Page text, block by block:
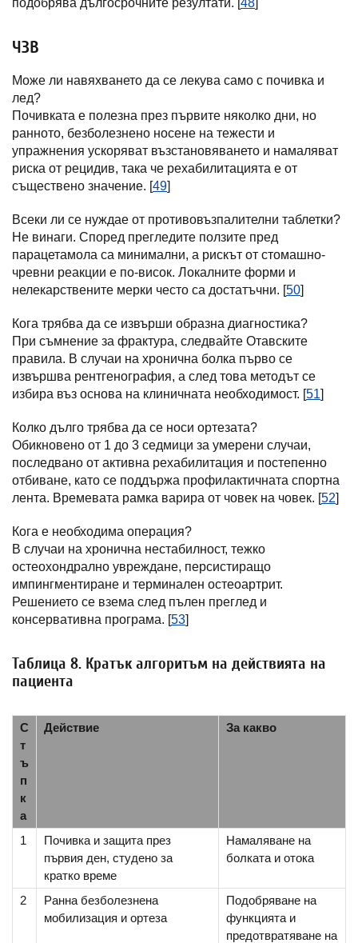
подобрява дългосрочните резултати. [48]
ЧЗВ
Може ли навяхването да се лекува само с почивка и
лед?
Почивката е полезна през първите няколко дни, но
ранното, безболезнено носене на тежести и
упражнения ускоряват възстановяването и намаляват
риска от рецидив, така че рехабилитацията е от
съществено значение. [49]
Всеки ли се нуждае от противовъзпалителни таблетки?
Не винаги. Според прегледите ползите пред
парацетамола са минимални, а рискът от стомашно-
чревни реакции е по-висок. Локалните форми и
нелекарствените мерки често са достатъчни. [50]
Кога трябва да се извърши образна диагностика?
При съмнение за фрактура, следвайте Отавските
правила. В случаи на хронична болка първо се
извършва рентгенография, а след това методът се
избира въз основа на клиничната необходимост. [51]
Колко дълго трябва да се носи ортезата?
Обикновено от 1 до 3 седмици за умерени случаи,
последвано от активна рехабилитация и постепенно
отбиване, като се поддържа профилактичната спортна
лента. Времевата рамка варира от човек на човек. [52]
Кога е необходима операция?
В случаи на хронична нестабилност, тежко
остеохондрално увреждане, персистиращо
импингментиране и терминален остеоартрит.
Решението се взема след пълен преглед и
консервативна програма. [53]
Таблица 8. Кратък алгоритъм на действията на
пациента
С
т
ъ
п
к
а
Действие За какво
1
Почивка и защита през
първия ден, студено за
кратко време
Намаляване на
болката и отока
2
Ранна безболезнена
мобилизация и ортеза
Подобряване на
функцията и
предотвратяване на